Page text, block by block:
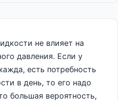
не влияет на
давления. Если у
есть потребность
в день, то его надо
большая вероятность,